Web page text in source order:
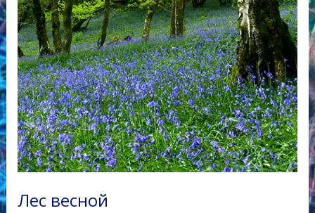
Лес весной